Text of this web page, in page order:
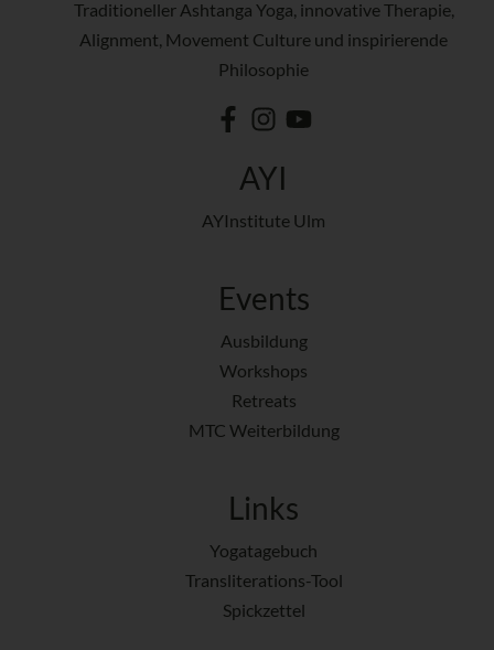
Traditioneller Ashtanga Yoga, innovative Therapie,
Alignment, Movement Culture und inspirierende
Philosophie
AYI
AYInstitute Ulm
Events
Ausbildung
Workshops
Retreats
MTC Weiterbildung
Links
Yogatagebuch
Transliterations-Tool
Spickzettel